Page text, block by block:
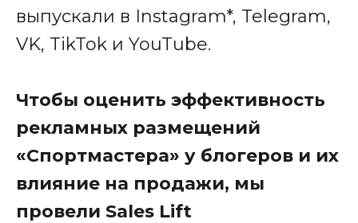
выпускали в Instagram*, Telegram,
VK, TikTok и YouTube.
Чтобы оценить эффективность
рекламных размещений
«Спортмастера» у блогеров и их
влияние на продажи, мы
провели Sales Lift